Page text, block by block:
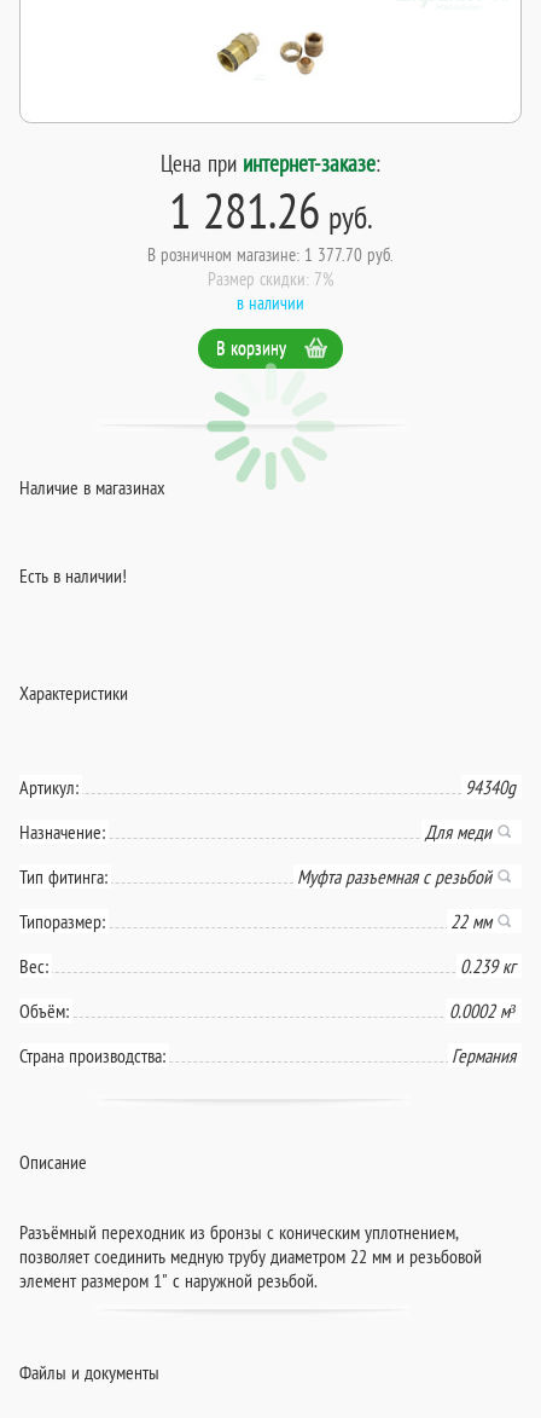
Цена при интернет-заказе:
1 281.26 руб.
В розничном магазине: 1 377.70 руб.
Размер скидки: 7%
в наличии
В корзину
Наличие в магазинах
Есть в наличии!
Характеристики
Артикул:
94340g
Назначение:
Для меди
Тип фитинга:
Муфта разъемная с резьбой
Типоразмер:
22 мм
Вес:
0.239 кг
Объём:
0.0002 м³
Страна производства:
Германия
Описание
Разъёмный переходник из бронзы с коническим уплотнением,
позволяет соединить медную трубу диаметром 22 мм и резьбовой
элемент размером 1" с наружной резьбой.
Файлы и документы